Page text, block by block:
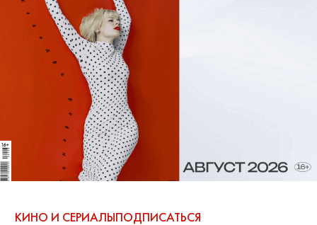
КИНО И СЕРИАЛЫПОДПИСАТЬСЯ